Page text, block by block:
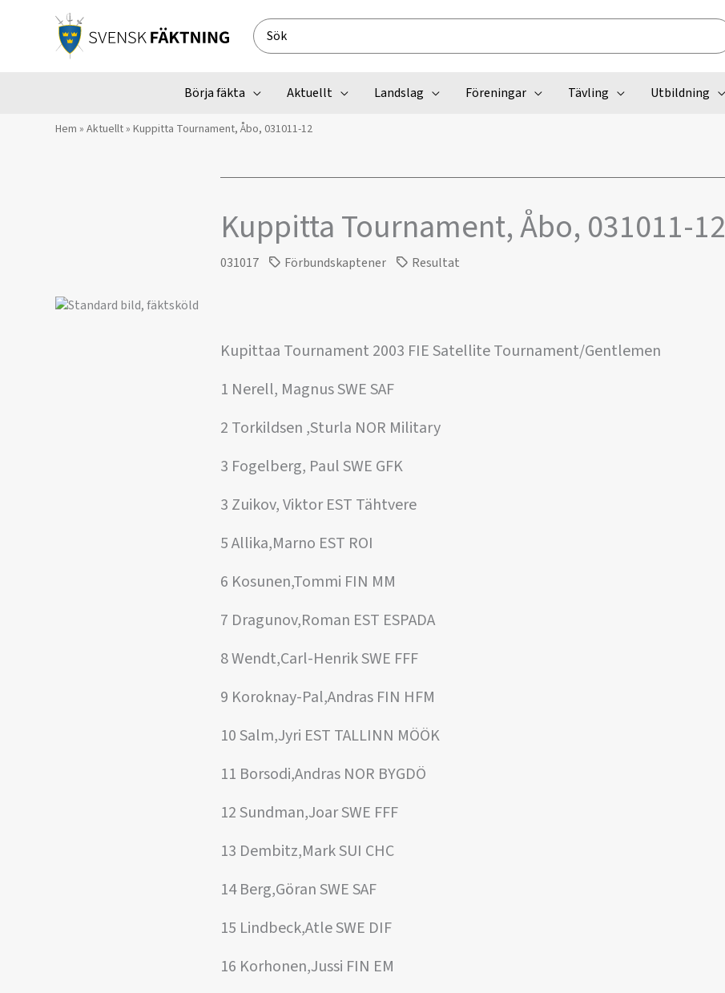
Search
for:
Börja fäkta Aktuellt Landslag Föreningar Tävling Utbildning
Hem » Aktuellt» Kuppitta Tournament, Åbo, 031011-12
Kuppitta Tournament, Åbo, 031011-12
031017 Förbundskaptener Resultat
Kupittaa Tournament 2003 FIE Satellite Tournament/Gentlemen
1 Nerell, Magnus SWE SAF
2 Torkildsen ,Sturla NOR Military
3 Fogelberg, Paul SWE GFK
3 Zuikov, Viktor EST Tähtvere
5 Allika,Marno EST ROI
6 Kosunen,Tommi FIN MM
7 Dragunov,Roman EST ESPADA
8 Wendt,Carl-Henrik SWE FFF
9 Koroknay-Pal,Andras FIN HFM
10 Salm,Jyri EST TALLINN MÖÖK
11 Borsodi,Andras NOR BYGDÖ
12 Sundman,Joar SWE FFF
13 Dembitz,Mark SUI CHC
14 Berg,Göran SWE SAF
15 Lindbeck,Atle SWE DIF
16 Korhonen,Jussi FIN EM